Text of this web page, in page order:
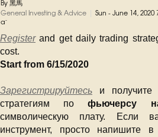
By 黑馬
General Investing & Advice
Sun - June 14, 2020
a-
Registerand get daily trading
cost.
Start from 6/15/2020
Зарегистрируйтесь и получите
стратегиям пофьючерсу
символическую плату. Если
инструмент, просто напишите